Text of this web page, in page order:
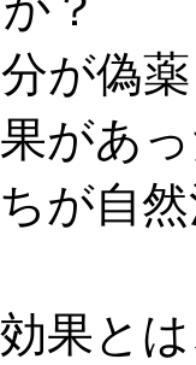
が偽
があ
が自
果と